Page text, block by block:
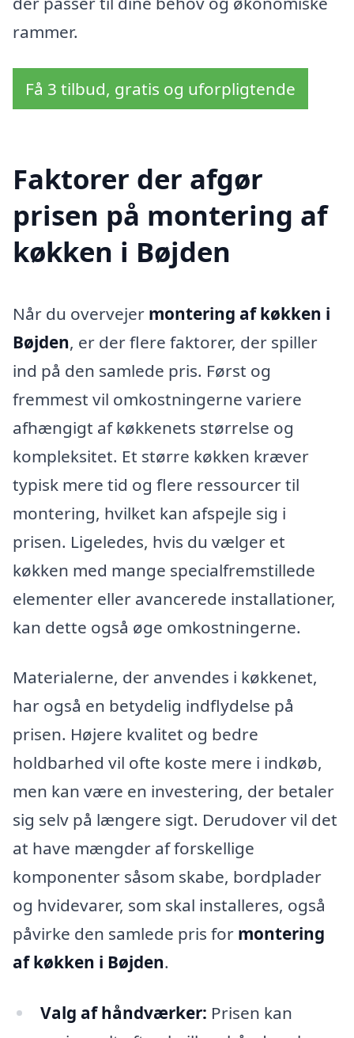
rammer.
Få 3 tilbud, gratis og uforpligtende
Faktorer der afgør
prisen på montering af
køkken i Bøjden
Når du overvejer montering af køkken i
Bøjden, er der flere faktorer, der spiller
ind på den samlede pris. Først og
fremmest vil omkostningerne variere
afhængigt af køkkenets størrelse og
kompleksitet. Et større køkken kræver
typisk mere tid og flere ressourcer til
montering, hvilket kan afspejle sig i
prisen. Ligeledes, hvis du vælger et
køkken med mange specialfremstillede
elementer eller avancerede installationer,
kan dette også øge omkostningerne.
Materialerne, der anvendes i køkkenet,
har også en betydelig indflydelse på
prisen. Højere kvalitet og bedre
holdbarhed vil ofte koste mere i indkøb,
men kan være en investering, der betaler
sig selv på længere sigt. Derudover vil det
at have mængder af forskellige
komponenter såsom skabe, bordplader
og hvidevarer, som skal installeres, også
påvirke den samlede pris for montering
af køkken i Bøjden.
Valg af håndværker: Prisen kan